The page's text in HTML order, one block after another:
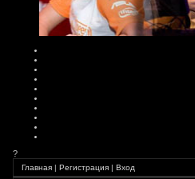
?
Главная | Регистрация | Вход